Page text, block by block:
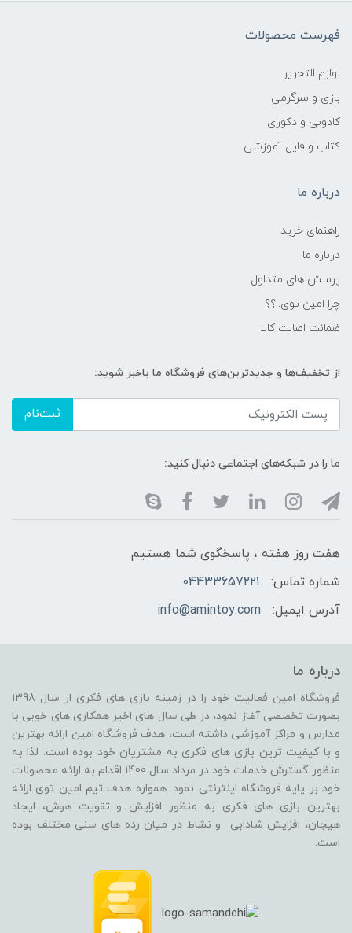
فهرست محصولات
لوازم التحریر
بازی و سرگرمی
کادویی و دکوری
کتاب و فایل آموزشی
درباره ما
راهنمای خرید
درباره ما
پرسش های متداول
چرا امین توی..؟؟
ضمانت اصالت کالا
از تخفیف‌ها و جدیدترین‌های فروشگاه ما باخبر شوید:
ثبت‌نام
ما را در شبکه‌های اجتماعی دنبال کنید:
هفت روز هفته ، پاسخگوی شما هستیم
شماره تماس:
04433657221
آدرس ایمیل:
info@amintoy.com
درباره ما
فروشگاه امین فعالیت خود را در زمینه بازی های فکری از سال 1398
بصورت تخصصی آغاز نمود، در طی سال های اخیر همکاری های خوبی با
مدارس و مراکز آموزشی داشته است، هدف فروشگاه امین ارائه بهترین
و با کیفیت ترین بازی های فکری به مشتریان خود بوده است. لذا به
منظور گسترش خدمات خود در مرداد سال 1400 اقدام به ارائه محصولات
خود بر پایه فروشگاه اینترنتی نمود. همواره هدف تیم امین توی ارائه
بهترین بازی های فکری به منظور افزایش و تقویت هوش، ایجاد
هیجان، افزایش شادابی و نشاط در میان رده های سنی مختلف بوده
است.